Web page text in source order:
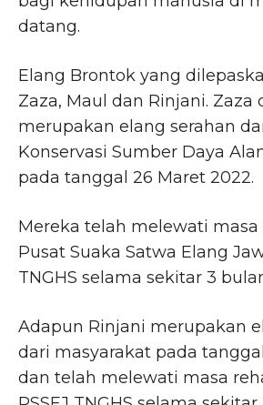
datang.
Elang Brontok yang
Zaza, Maul dan Rinjani. Zaza
merupakan elang serahan
Konservasi Sumber Daya
pada tanggal 26 Maret 2022.
Mereka telah melewati
Pusat Suaka Satwa Elang
TNGHS selama sekitar 3
Adapun Rinjani merupakan
dari masyarakat pada
dan telah melewati masa